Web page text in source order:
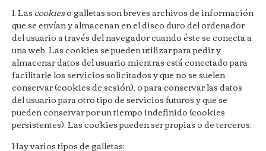
1. Lascookieso galletas son breves archivos de información
que se envían y almacenan en el disco duro del ordenador
del usuario a través del navegador cuando éste se conecta a
una web. Las cookies se pueden utilizar para pedir y
almacenar datos del usuario mientras está conectado para
facilitarle los servicios solicitados y que no se suelen
conservar (cookies de sesión), o para conservar las datos
del usuario para otro tipo de servicios futuros y que se
pueden conservar por un tiempo indefinido (cookies
persistentes). Las cookies pueden ser propias o de terceros.
Hay varios tipos de galletas: